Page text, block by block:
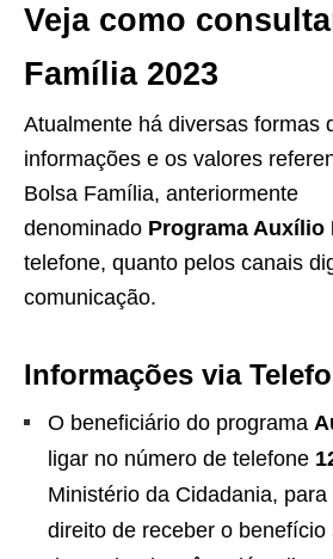
Veja como
Família 2023
Atualmente há diversas formas
informações e os valores
Bolsa Família, anteriormente
denominado Programa Auxílio
telefone, quanto pelos canais
comunicação.
Informações via
O beneficiário do programa
ligar no número de telefone
Ministério da Cidadania,
direito de receber o benefício